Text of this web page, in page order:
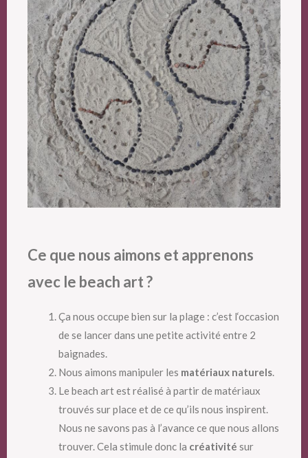
Ce que nous aimons et apprenons
avec le beach art ?
Ça nous occupe bien sur la plage : c’est l‘occasion
de se lancer dans une petite activité entre 2
baignades.
Nous aimons manipuler les matériaux naturels.
Le beach art est réalisé à partir de matériaux
trouvés sur place et de ce qu’ils nous inspirent.
Nous ne savons pas à l’avance ce que nous allons
trouver. Cela stimule donc la créativité sur